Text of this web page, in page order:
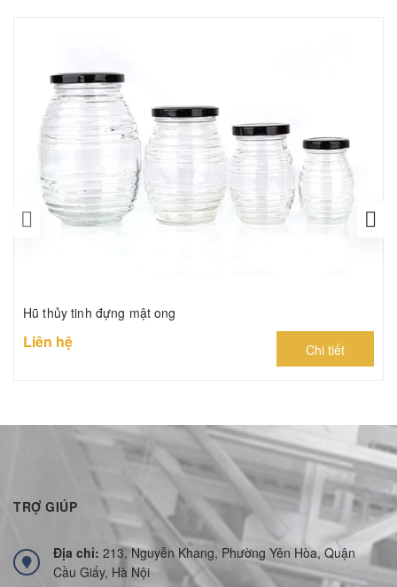
Hũ thủy tinh đựng mật ong
Liên hệ Chi tiết
TRỢ GIÚP
Địa chỉ: 213, Nguyễn Khang, Phường Yên Hòa, Quận
Cầu Giấy, Hà Nội